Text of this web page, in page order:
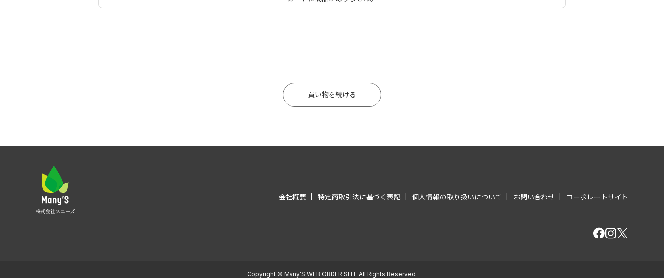
買い物を続ける
会社概要 特定商取引法に基づく表記 個人情報の取り扱いについて お問い合わせ コーポレートサイト
Copyright © Many'S WEB ORDER SITE All Rights Reserved.